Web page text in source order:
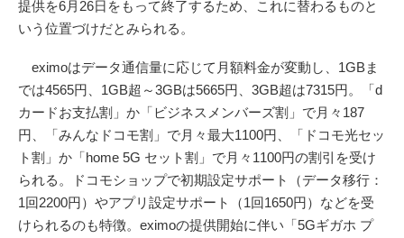
提供を6月26日をもって終了するため、これに替わるものと
いう位置づけだとみられる。
eximoはデータ通信量に応じて月額料金が変動し、1GBま
では4565円、1GB超～3GBは5665円、3GB超は7315円。「d
カードお支払割」か「ビジネスメンバーズ割」で月々187
円、「みんなドコモ割」で月々最大1100円、「ドコモ光セッ
ト割」か「home 5G セット割」で月々1100円の割引を受け
られる。ドコモショップで初期設定サポート（データ移行：
1回2200円）やアプリ設定サポート（1回1650円）などを受
けられるのも特徴。eximoの提供開始に伴い「5Gギガホ プ